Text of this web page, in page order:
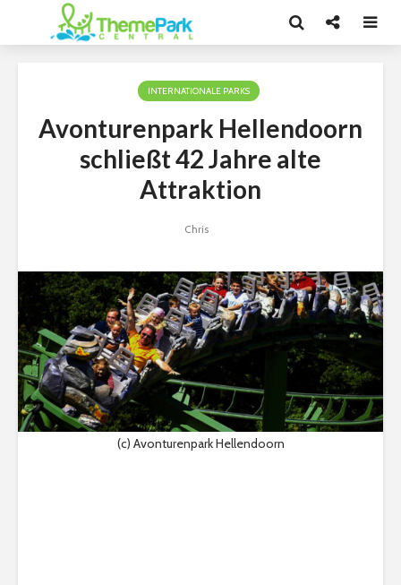
INTERNATIONALE PARKS
Avonturenpark Hellendoorn
schließt 42 Jahre alte
Attraktion
Chris
(c) Avonturenpark Hellendoorn